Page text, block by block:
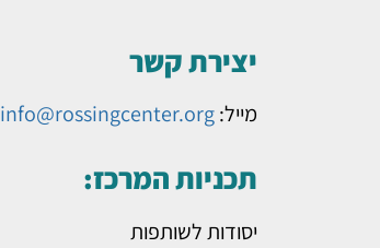
יצירת קשר
מייל:info@rossingcenter.org
תכניות המרכז:
יסודות לשותפות